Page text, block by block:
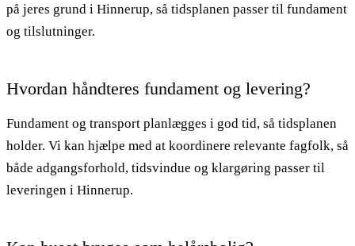
på jeres grund i Hinnerup, så tidsplanen passer til fundament
og tilslutninger.
Hvordan håndteres fundament og levering?
Fundament og transport planlægges i god tid, så tidsplanen
holder. Vi kan hjælpe med at koordinere relevante fagfolk, så
både adgangsforhold, tidsvindue og klargøring passer til
leveringen i Hinnerup.